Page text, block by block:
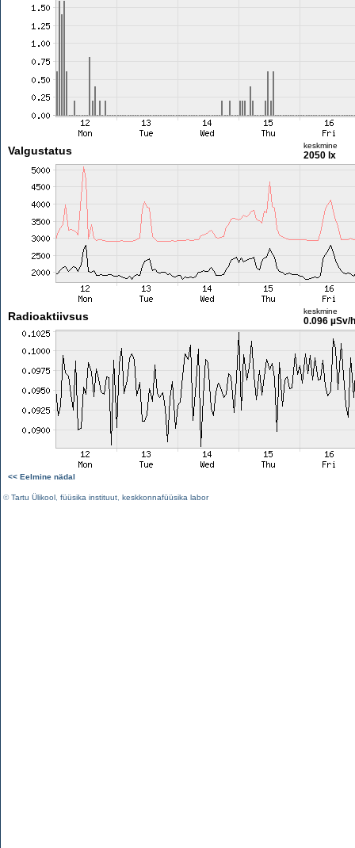
Valgustatus keskmine
2050 lx
Radioaktiivsus keskmine
0.096 µSv/h
<< Eelmine nädal
©Tartu Ülikool füüsika instituut keskkonnafüüsika labor